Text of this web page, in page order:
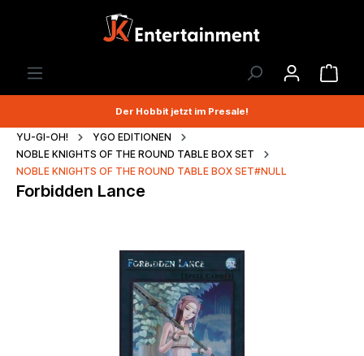
Der Hobbit jetzt im Presale!
YU-GI-OH!
YGO EDITIONEN
NOBLE KNIGHTS OF THE ROUND TABLE BOX SET
NOBLE KNIGHTS OF THE ROUND TABLE BOX SET#NULL
Forbidden Lance